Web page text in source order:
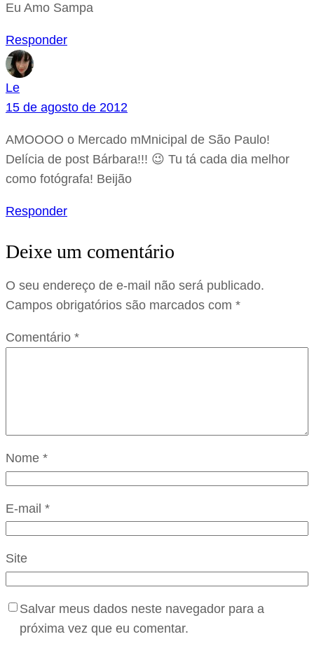
Eu Amo Sampa
Responder
Le
15 de agosto de 2012
AMOOOO o Mercado mMnicipal de São Paulo!
Delícia de post Bárbara!!! 😉 Tu tá cada dia melhor
como fotógrafa! Beijão
Responder
Deixe um comentário
O seu endereço de e-mail não será publicado.
Campos obrigatórios são marcados com *
Comentário *
Nome *
E-mail *
Site
Salvar meus dados neste navegador para a
próxima vez que eu comentar.